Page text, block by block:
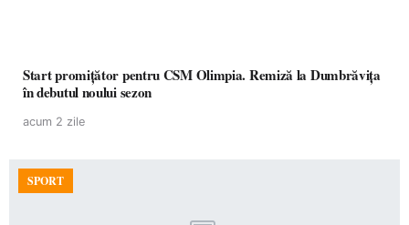
Start promițător pentru CSM Olimpia. Remiză la Dumbrăvița
în debutul noului sezon
acum 2 zile
SPORT